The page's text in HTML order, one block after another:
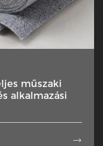
műszaki
alkalmazási
